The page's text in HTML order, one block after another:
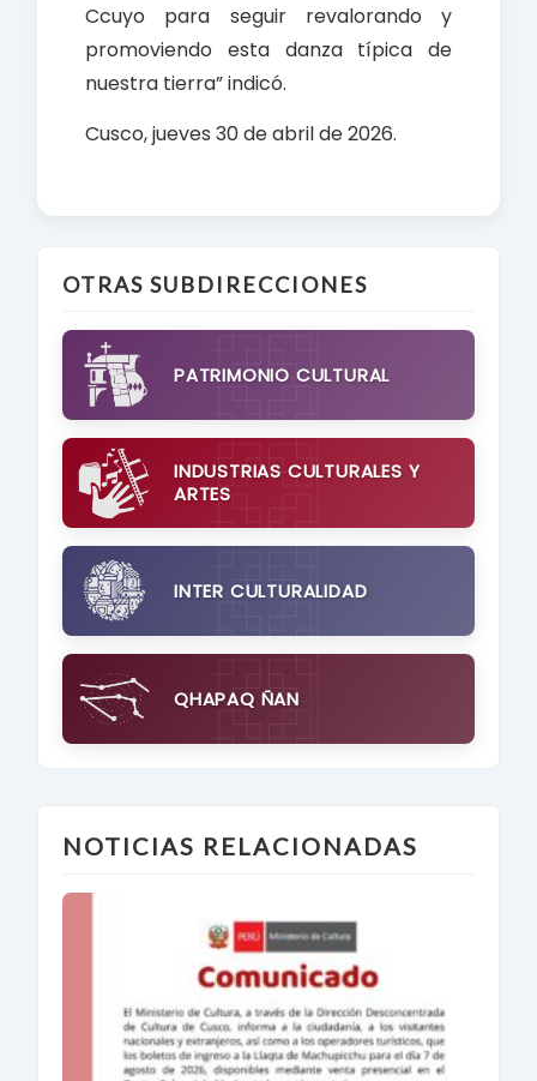
Ccuyo para seguir revalorando y
promoviendo esta danza típica de
nuestra tierra” indicó.
Cusco, jueves 30 de abril de 2026.
OTRAS SUBDIRECCIONES
PATRIMONIO CULTURAL
INDUSTRIAS CULTURALES Y
ARTES
INTER CULTURALIDAD
QHAPAQ ÑAN
NOTICIAS RELACIONADAS